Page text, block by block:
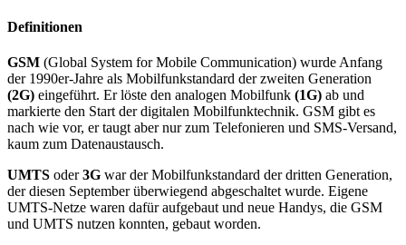
Definitionen
GSM (Global System for Mobile Communication) wurde Anfang
der 1990er-Jahre als Mobilfunkstandard der zweiten Generation
(2G) eingeführt. Er löste den analogen Mobilfunk (1G) ab und
markierte den Start der digitalen Mobilfunktechnik. GSM gibt es
nach wie vor, er taugt aber nur zum Telefonieren und SMS-Versand,
kaum zum Datenaustausch.
UMTS oder3G war der Mobilfunkstandard der dritten Generation,
der diesen September überwiegend abgeschaltet wurde. Eigene
UMTS-Netze waren dafür aufgebaut und neue Handys, die GSM
und UMTS nutzen konnten, gebaut worden.